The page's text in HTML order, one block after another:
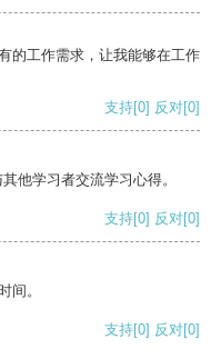
的工作需求，让我能够在工作
支持[0] 反对[0]
他学习者交流学习心得。
支持[0] 反对[0]
间。
支持[0] 反对[0]